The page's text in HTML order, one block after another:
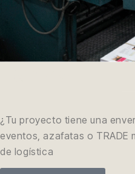
Lanzo
¿Tu proyecto tiene una
eventos, azafatas o TRADE
de logística